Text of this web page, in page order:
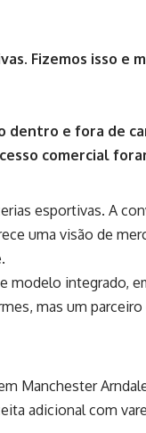
Fizemos isso e
dentro e fora de
comercial
esportivas. A
uma visão de
modelo integrado,
mas um
Manchester
adicional com